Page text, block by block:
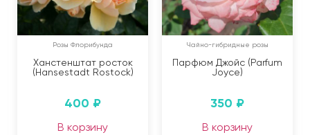
Розы Флорибунда
Ханстенштат росток
(Hansestadt Rostock)
400 ₽
В корзину
Чайно-гибридные розы
Парфюм Джойс (Parfum
Joyce)
350 ₽
В корзину